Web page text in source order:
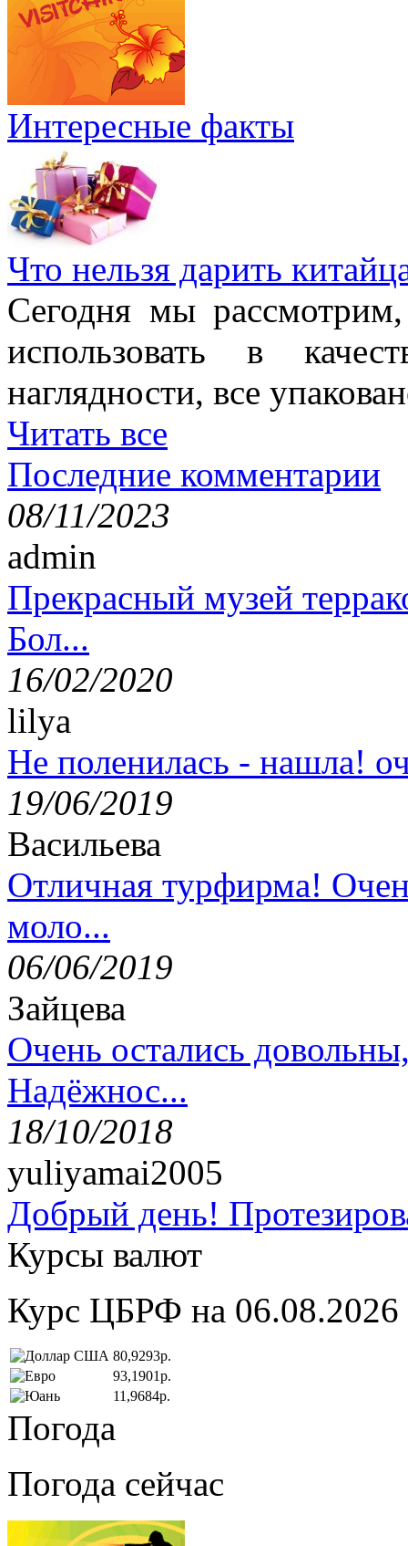
Интересные факты
Что нельзя дарить
Сегодня мы
использовать в
наглядности, все
Читать все
Последние комментарии
08/11/2023
admin
Прекрасный музей
Бол...
16/02/2020
lilya
Не поленилась - нашла!
19/06/2019
Васильева
Отличная турфирма!
моло...
06/06/2019
Зайцева
Очень остались
Надёжнос...
18/10/2018
yuliyamai2005
Добрый день!
Курсы валют
Курс ЦБРФ на 06.08.2026
80,9293р.
93,1901р.
11,9684р.
Погода
Погода сейчас